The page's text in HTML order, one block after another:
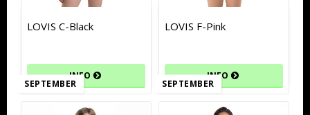
Lägg till i favoritlistan
Lägg till i favoritlistan
LOVIS C-Black
INFO
LOVIS F-Pink
INFO
SEPTEMBER SEPTEMBER